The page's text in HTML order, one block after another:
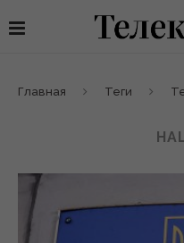
Главная Теги